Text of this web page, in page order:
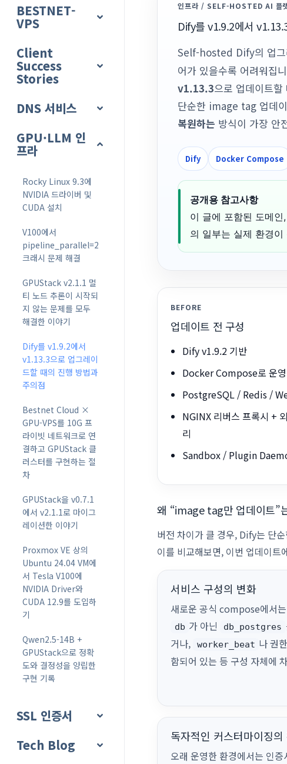
BESTNET-
VPS
Client
Success
Stories
DNS 서비스
GPU·LLM 인
프라
Rocky Linux 9.3에
NVIDIA 드라이버 및
CUDA 설치
V100에서
pipeline_parallel=2
크래시 문제 해결
GPUStack v2.1.1 멀
티 노드 추론이 시작되
지 않는 문제를 모두
해결한 이야기
Dify를 v1.9.2에서
v1.13.3으로 업그레이
드할 때의 진행 방법과
주의점
Bestnet Cloud ×
GPU-VPS를 10G 프
라이빗 네트워크로 연
결하고 GPUStack 클
러스터를 구현하는 절
차
GPUStack을 v0.7.1
에서 v2.1.1로 마이그
레이션한 이야기
Proxmox VE 상의
Ubuntu 24.04 VM에
서 Tesla V100에
NVIDIA Driver와
CUDA 12.9를 도입하
기
Qwen2.5-14B +
GPUStack으로 정확
도와 결정성을 양립한
구현 기록
SSL 인증서
Tech Blog
인프라 / SELF-HOSTED AI 플
Dify를 v1.9.2에서
Self-hosted Dify의 업그
어가 있을수록 어려워
v1.13.3으로 업데이트
단순한 image tag 업데
복원하는 방식이 가장 안
Dify Docker Compose
공개용 참고사항
이 글에 포함된 도메
의 일부는 실제 환경
BEFORE
업데이트 전 구성
Dify v1.9.2 기반
Docker Compose로 운영
PostgreSQL / Redis /
NGINX 리버스 프록시 +
리
Sandbox / Plugin
왜 “image tag만 업데이트”
버전 차이가 클 경우, Dify는 단
이를 비교해보면, 이번 업데이트
서비스 구성의 변화
새로운 공식 compose에서
db 가 아닌 db_postgres
거나,
worker_beat 나 권
함되어 있는 등 구성 자체에
독자적인 커스터마이징의
오래 운영한 환경에서는 인증